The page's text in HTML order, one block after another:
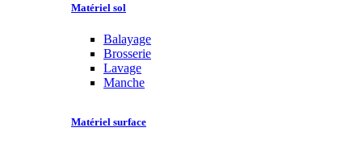
Matériel sol
Balayage
Brosserie
Lavage
Manche
Matériel surface